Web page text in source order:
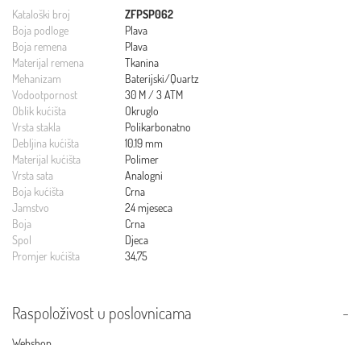
Kataloški broj
ZFPSP062
Boja podloge
Plava
Boja remena
Plava
Materijal remena
Tkanina
Mehanizam
Baterijski/Quartz
Vodootpornost
30 M / 3 ATM
Oblik kućišta
Okruglo
Vrsta stakla
Polikarbonatno
Debljina kućišta
10.19 mm
Materijal kućišta
Polimer
Vrsta sata
Analogni
Boja kućišta
Crna
Jamstvo
24 mjeseca
Boja
Crna
Spol
Djeca
Promjer kućišta
34,75
Raspoloživost u poslovnicama